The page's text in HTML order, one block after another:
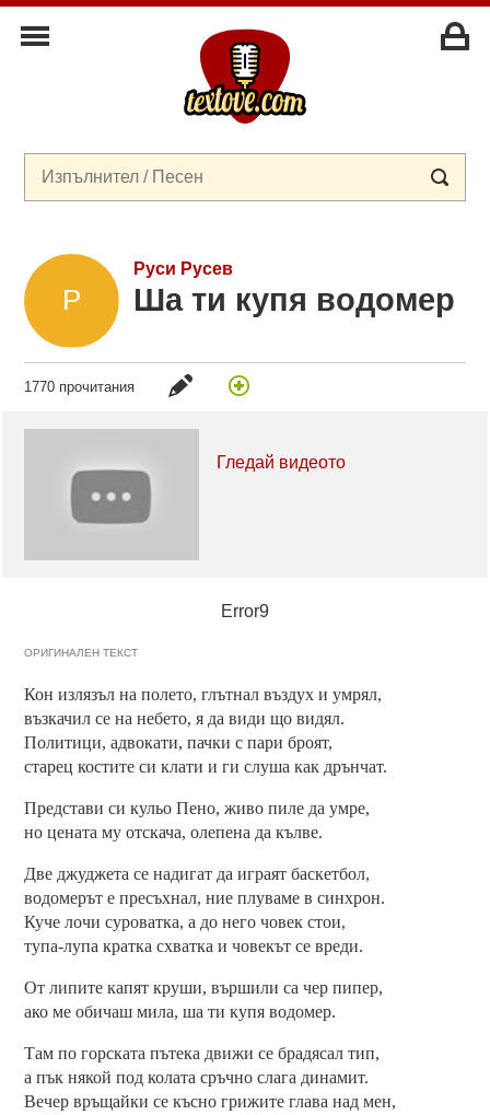
Руси Русев
Ша ти купя водомер
1770 прочитания
Гледай видеото
Error9
ОРИГИНАЛЕН ТЕКСТ
Кон излязъл на полето, глътнал въздух и умрял,
възкачил се на небето, я да види що видял.
Политици, адвокати, пачки с пари броят,
старец костите си клати и ги слуша как дрънчат.
Представи си кульо Пено, живо пиле да умре,
но цената му отскача, олепена да кълве.
Две джуджета се надигат да играят баскетбол,
водомерът е пресъхнал, ние плуваме в синхрон.
Куче лочи суроватка, а до него човек стои,
тупа-лупа кратка схватка и човекът се вреди.
От липите капят круши, вършили са чер пипер,
ако ме обичаш мила, ша ти купя водомер.
Там по горската пътека движи се брадясал тип,
а пък някой под колата сръчно слага динамит.
Вечер връщайки се късно грижите глава над мен,